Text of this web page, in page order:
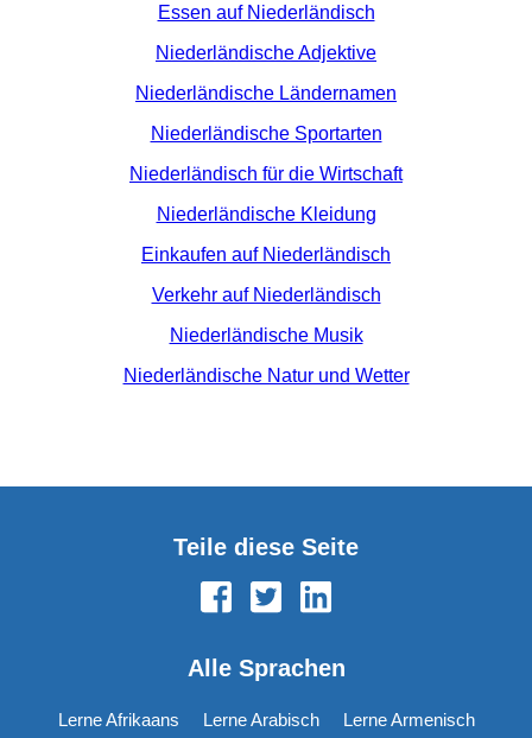
Essen auf Niederländisch
Niederländische Adjektive
Niederländische Ländernamen
Niederländische Sportarten
Niederländisch für die Wirtschaft
Niederländische Kleidung
Einkaufen auf Niederländisch
Verkehr auf Niederländisch
Niederländische Musik
Niederländische Natur und Wetter
Teile diese Seite
Alle Sprachen
Lerne Afrikaans Lerne Arabisch
Lerne Armenisch